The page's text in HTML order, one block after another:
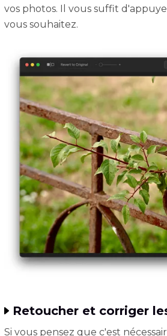
vos photos. Il vous suffit
vous souhaitez.
Retoucher et corriger
Si vous pensez que c'est